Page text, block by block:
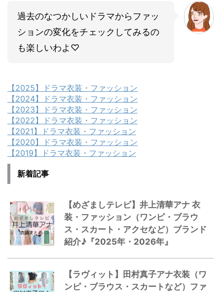
過去のなつかしいドラマからファッ
ションの変化をチェックしてみるの
も楽しいわよ♡
【2025】ドラマ衣装・ファッション
【2024】ドラマ衣装・ファッション
【2023】ドラマ衣装・ファッション
【2022】ドラマ衣装・ファッション
【2021】ドラマ衣装・ファッション
【2020】ドラマ衣装・ファッション
【2019】ドラマ衣装・ファッション
新着記事
【めざましテレビ】井上清華アナ 衣
装・ファッション（ワンピ・ブラウ
ス・スカート・アクセなど）ブランド
紹介♪『2025年・2026年』
【ラヴィット】田村真子アナ衣装（ワ
ンピ・ブラウス・スカートなど）ファ